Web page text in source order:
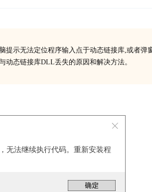
示无法定位程序输入点于动态链接库,或者弹
动态链接库DLL丢失的原因和解决方法。
无法继续执行代码。重新安装程